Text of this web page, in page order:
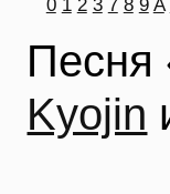
Песня
Kyojin